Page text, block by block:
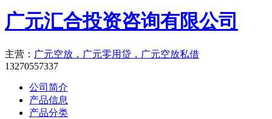
广元汇合投资咨询有限公司
主营： 广元空放，广元零用贷，广元空放私借
13270557337
公司简介
产品信息
产品分类